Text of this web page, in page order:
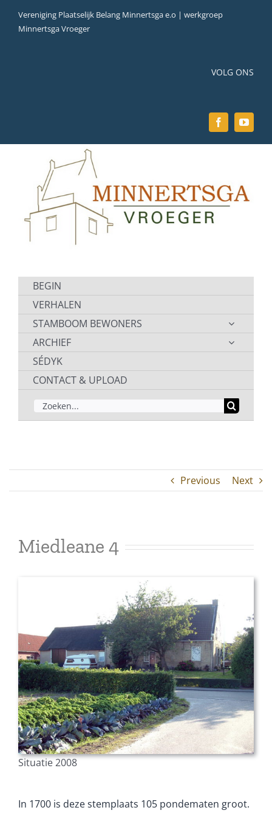
naar
Vereniging Plaatselijk Belang Minnertsga e.o | werkgroep
Minnertsga Vroeger
VOLG ONS
BEGIN
VERHALEN
STAMBOOM BEWONERS
ARCHIEF
SÉDYK
CONTACT & UPLOAD
ZOEKEN
NAAR:
Previous Next
Miedleane 4
Situatie 2008
In 1700 is deze stemplaats 105 pondematen groot.